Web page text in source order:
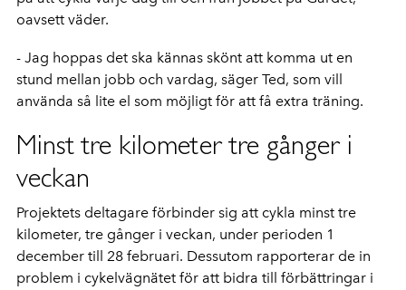
oavsett väder.
- Jag hoppas det ska kännas skönt att komma ut en
stund mellan jobb och vardag, säger Ted, som vill
använda så lite el som möjligt för att få extra träning.
Minst tre kilometer tre gånger i
veckan
Projektets deltagare förbinder sig att cykla minst tre
kilometer, tre gånger i veckan, under perioden 1
december till 28 februari. Dessutom rapporterar de in
problem i cykelvägnätet för att bidra till förbättringar i